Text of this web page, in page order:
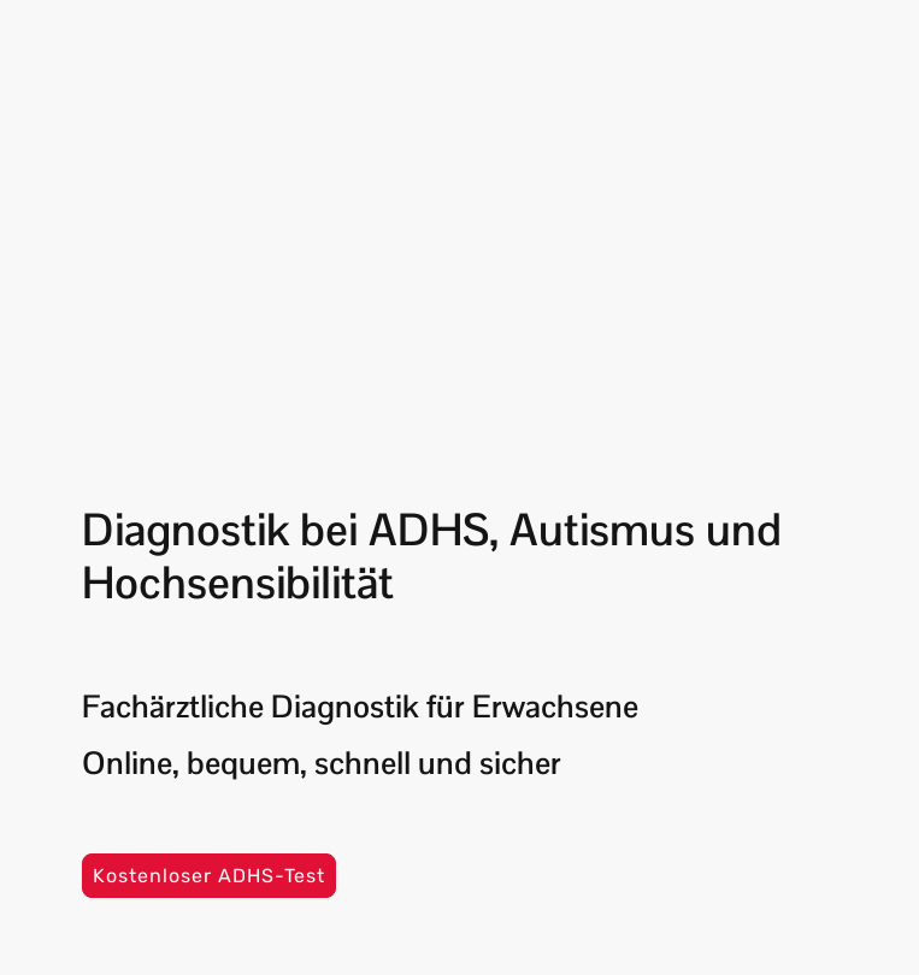
Diagnostik bei ADHS, Autismus und
Hochsensibilität
Fachärztliche Diagnostik für Erwachsene
Online, bequem, schnell und sicher
Kostenloser ADHS-Test